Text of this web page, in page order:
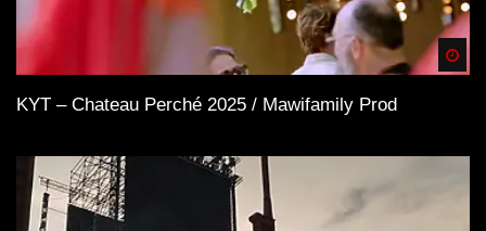
KYT – Chateau Perché 2025 / Mawifamily Prod